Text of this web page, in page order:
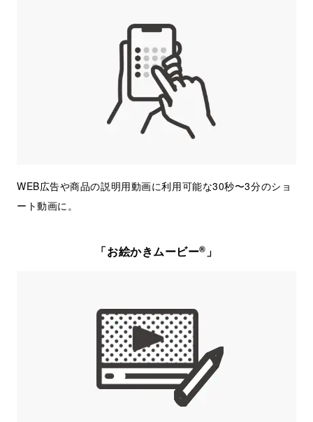
WEB広告や商品の説明用動画に利用可能な30秒〜3分のショ
ート動画に。
「お絵かきムービー® 」